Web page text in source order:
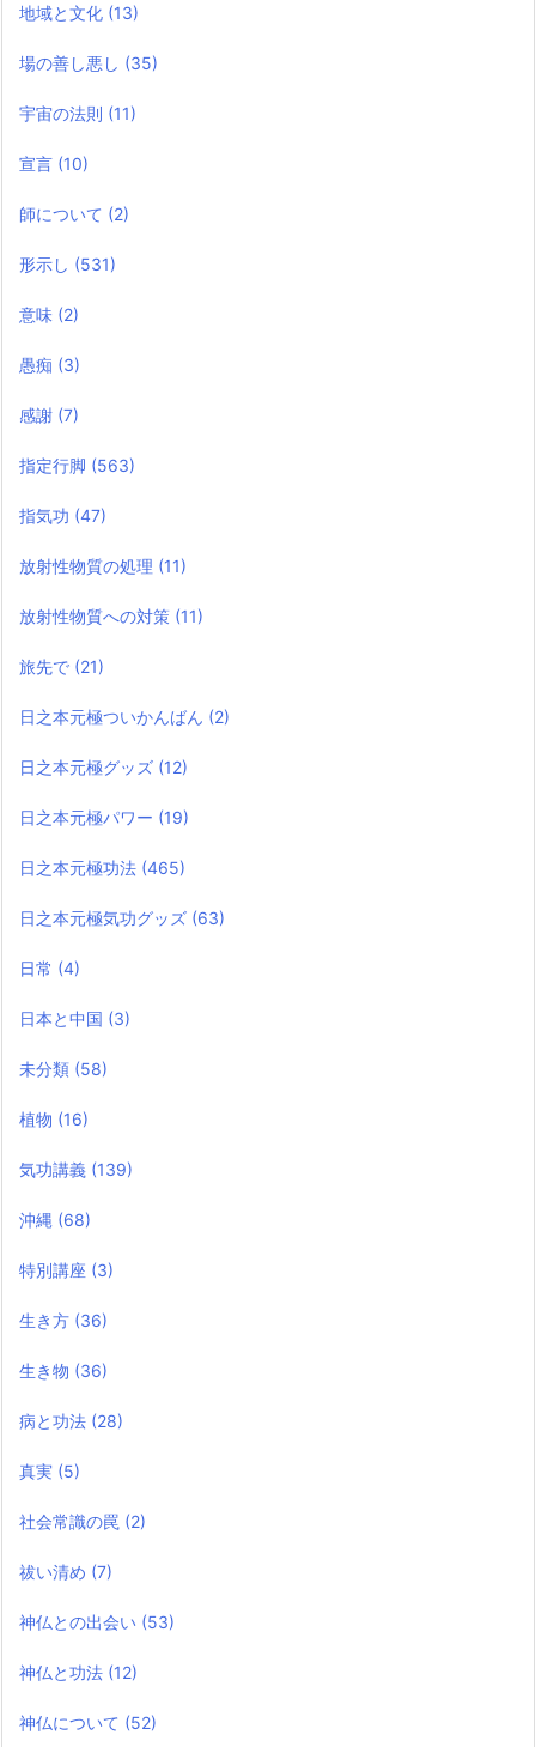
地域と文化 (13)
場の善し悪し (35)
宇宙の法則 (11)
宣言 (10)
師について (2)
形示し (531)
意味 (2)
愚痴 (3)
感謝 (7)
指定行脚 (563)
指気功 (47)
放射性物質の処理 (11)
放射性物質への対策 (11)
旅先で (21)
日之本元極ついかんばん (2)
日之本元極グッズ (12)
日之本元極パワー (19)
日之本元極功法 (465)
日之本元極気功グッズ (63)
日常 (4)
日本と中国 (3)
未分類 (58)
植物 (16)
気功講義 (139)
沖縄 (68)
特別講座 (3)
生き方 (36)
生き物 (36)
病と功法 (28)
真実 (5)
社会常識の罠 (2)
祓い清め (7)
神仏との出会い (53)
神仏と功法 (12)
神仏について (52)